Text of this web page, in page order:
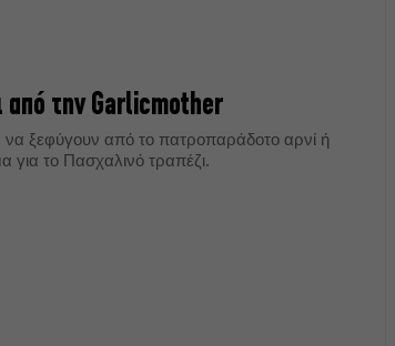
από την Garlicmother
να ξεφύγουν από το πατροπαράδοτο αρνί ή
για το Πασχαλινό τραπέζι.